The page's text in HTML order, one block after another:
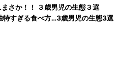
さか！！ ３歳男児の生態３選
特すぎる食べ方…3歳男児の生態3選